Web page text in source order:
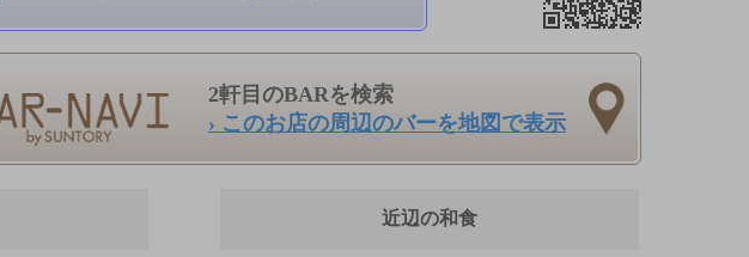
2軒目のBARを検索
› このお店の周辺のバーを地図で表示
近辺の和食